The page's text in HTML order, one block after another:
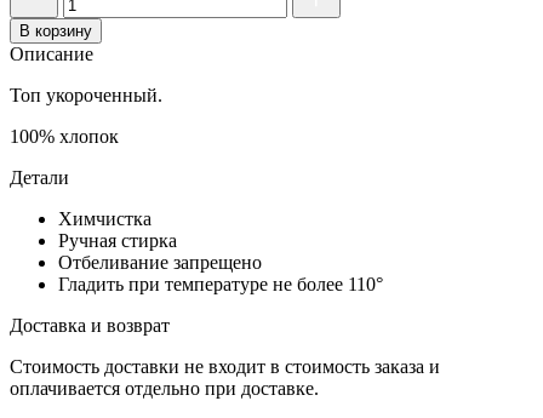
В корзину
Описание
Топ укороченный.
100% хлопок
Детали
Химчистка
Ручная стирка
Отбеливание запрещено
Гладить при температуре не более 110°
Доставка и возврат
Стоимость доставки не входит в стоимость заказа и
оплачивается отдельно при доставке.